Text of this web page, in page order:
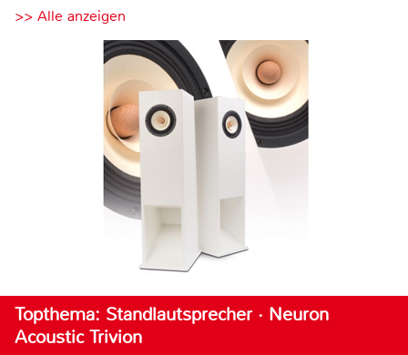
>> Alle anzeigen
Topthema: Standlautsprecher · Neuron
Acoustic Trivion